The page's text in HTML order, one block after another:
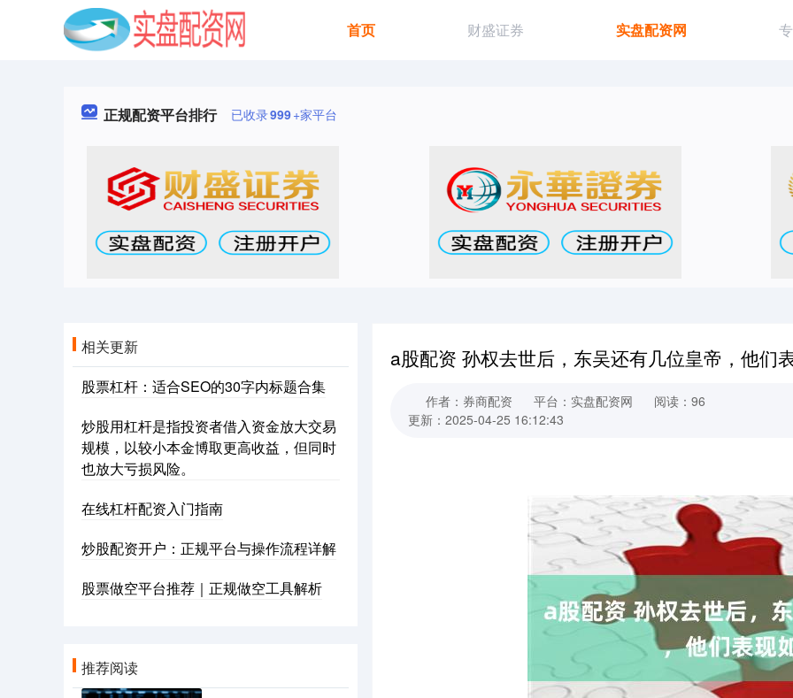
首页 财盛证券 实盘配资网
正规配资平台排行 已收录999+家平台
a股配资 孙权去世后，东吴还有几位皇帝，他们
作者：券商配资 平台：实盘配资网
阅读：96
更新：2025-04-25 16:12:43
相关更新
股票杠杆：适合SEO的30字内标题合集
炒股用杠杆是指投资者借入资金放大交易
规模，以较小本金博取更高收益，但同时
也放大亏损风险。
在线杠杆配资入门指南
炒股配资开户：正规平台与操作流程详解
股票做空平台推荐｜正规做空工具解析
推荐阅读